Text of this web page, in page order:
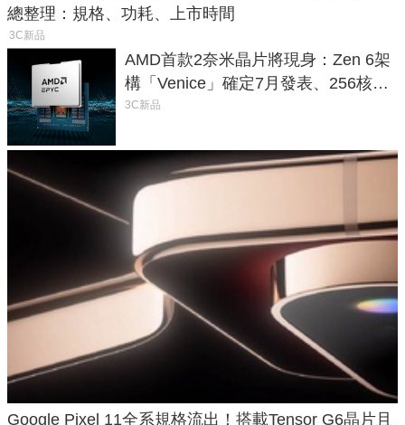
總整理：規格、功耗、上市時間
3C新品
AMD首款2奈米晶片將現身：Zen 6架
構「Venice」確定7月發表、256核心
效能大噴發70%
3C新品
Google Pixel 11全系規格流出！搭載Tensor G6晶片且